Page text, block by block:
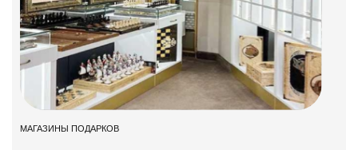
МАГАЗИНЫ ПОДАРКОВ